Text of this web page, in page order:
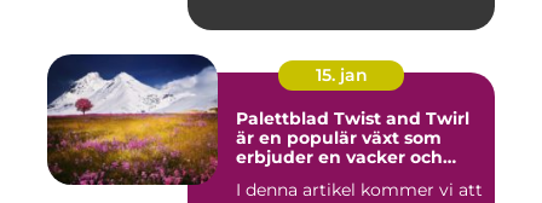
15. jan
Palettblad Twist and Twirl
är en populär växt som
erbjuder en vacker och
ditt hem eller trädgård
I denna artikel kommer vi att